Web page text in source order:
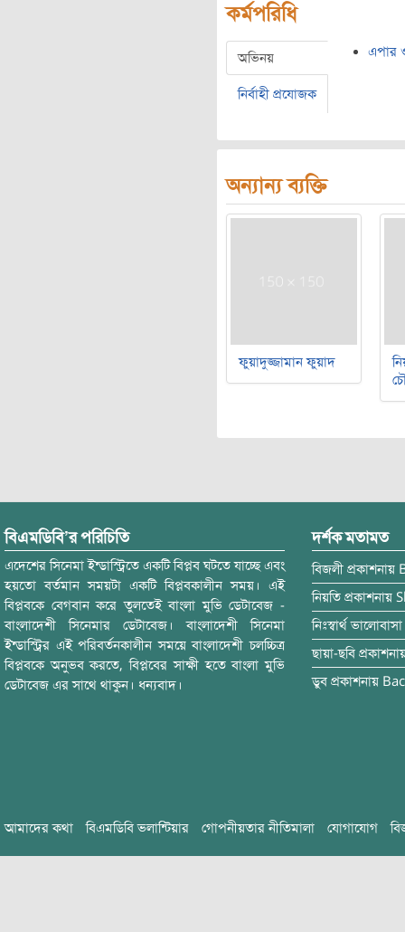
কর্মপরিধি
অভিনয়
নির্বাহী প্রযোজক
এপার
অন্যান্য ব্যক্তি
ফুয়াদুজ্জামান ফুয়াদ
বিএমডিবি’র পরিচিতি
এদেশের সিনেমা ইন্ডাস্ট্রিতে একটি বিপ্লব ঘটতে যাচ্ছে এবং
হয়তো বর্তমান সময়টা একটি বিপ্লবকালীন সময়। এই
বিপ্লবকে বেগবান করে তুলতেই বাংলা মুভি ডেটাবেজ -
বাংলাদেশী সিনেমার ডেটাবেজ। বাংলাদেশী সিনেমা
ইন্ডাস্ট্রির এই পরিবর্তনকালীন সময়ে বাংলাদেশী চলচ্চিত্র
বিপ্লবকে অনুভব করতে, বিপ্লবের সাক্ষী হতে বাংলা মুভি
ডেটাবেজ এর সাথে থাকুন। ধন্যবাদ।
দর্শক মতামত
বিজলী প্রকাশনায়
নিয়তি প্রকাশনায়
নিঃস্বার্থ ভালোবাসা
ছায়া-ছবি
ডুব প্রকাশনায়
আমাদের কথা বিএমডিবি ভলান্টিয়ার গোপনীয়তার নীতিমালা যোগাযোগ